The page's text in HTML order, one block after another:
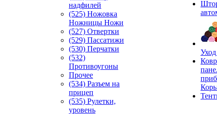
надфилей
(525) Ножовка
Ножницы Ножи
(527) Отвертки
(529) Пассатижи
(530) Перчатки
(532)
Противоугоны
Прочее
(534) Разъем на
прицеп
(535) Рулетки,
уровень
Уход